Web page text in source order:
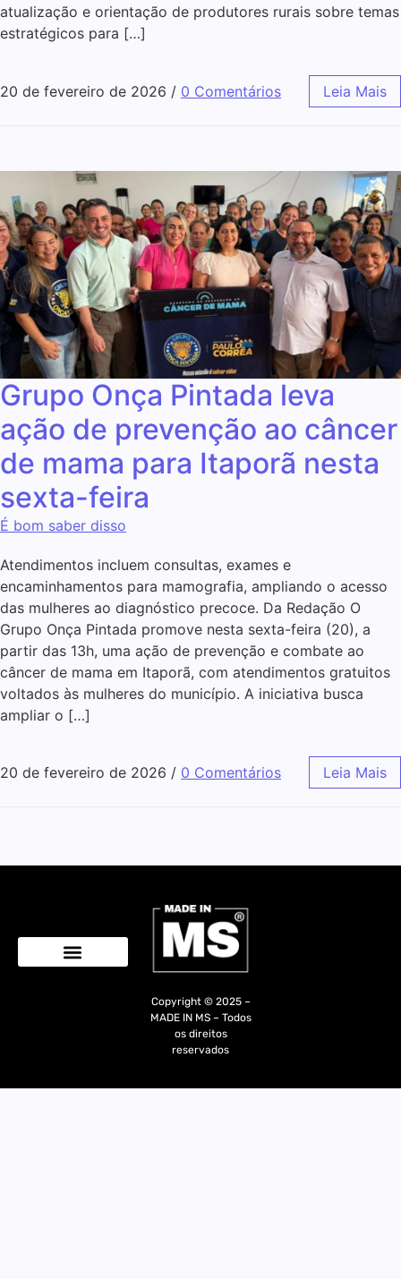
atualização e orientação de produtores rurais sobre temas
estratégicos para […]
20 de fevereiro de 2026 / 0 Comentários Leia Mais
Grupo Onça Pintada leva
ação de prevenção ao câncer
de mama para Itaporã nesta
sexta-feira
É bom saber disso
Atendimentos incluem consultas, exames e
encaminhamentos para mamografia, ampliando o acesso
das mulheres ao diagnóstico precoce. Da Redação O
Grupo Onça Pintada promove nesta sexta-feira (20), a
partir das 13h, uma ação de prevenção e combate ao
câncer de mama em Itaporã, com atendimentos gratuitos
voltados às mulheres do município. A iniciativa busca
ampliar o […]
20 de fevereiro de 2026 / 0 Comentários Leia Mais
Copyright © 2025 –
MADE IN MS – Todos
os direitos
reservados